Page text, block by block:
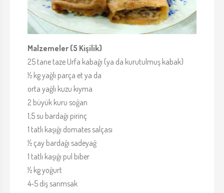
Malzemeler (5 Kişilik)
25 tane taze Urfa kabağı (ya da kurutulmuş kabak)
½ kg yağlı parça et ya da
orta yağlı kuzu kıyma
2 büyük kuru soğan
1,5 su bardağı pirinç
1 tatlı kaşığı domates salçası
½ çay bardağı sadeyağ
1 tatlı kaşığı pul biber
½ kg yoğurt
4-5 diş sarımsak